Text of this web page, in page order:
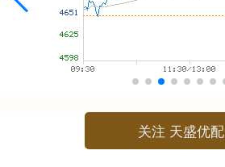
关注 天盛优配